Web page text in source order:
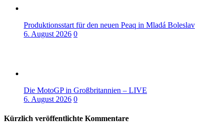
Produktionsstart für den neuen Peaq in Mladá Boleslav
6. August 2026 0
Die MotoGP in Großbritannien – LIVE
6. August 2026 0
Kürzlich veröffentlichte Kommentare